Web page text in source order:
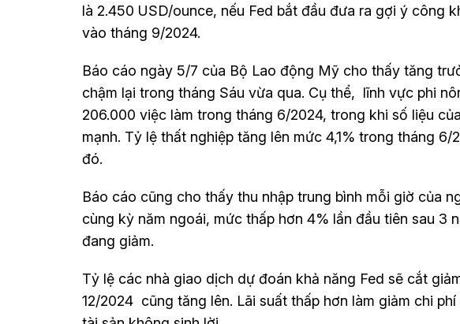
là 2.450 USD/ounce, nếu Fed bắt đầu đưa ra gợi ý công
vào tháng 9/2024.
Báo cáo ngày 5/7 của Bộ Lao động Mỹ cho thấy tăng
chậm lại trong tháng Sáu vừa qua. Cụ thể, lĩnh vực phi
206.000 việc làm trong tháng 6/2024, trong khi số liệu
mạnh. Tỷ lệ thất nghiệp tăng lên mức 4,1% trong tháng
đó.
Báo cáo cũng cho thấy thu nhập trung bình mỗi giờ của
cùng kỳ năm ngoái, mức thấp hơn 4% lần đầu tiên sau 3
đang giảm.
Tỷ lệ các nhà giao dịch dự đoán khả năng Fed sẽ cắt
12/2024 cũng tăng lên. Lãi suất thấp hơn làm giảm chi